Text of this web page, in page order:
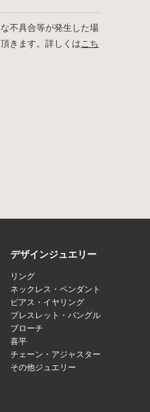
不具合等が発生した場
きます。詳しくはこち
デザインジュエリー
リング
ネックレス・ペンダント
ピアス・イヤリング
ブレスレット・バングル
ブローチ
喜平
チェーン・アジャスター
その他ジュエリー